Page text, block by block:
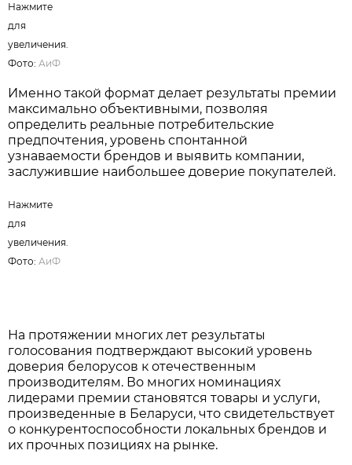
Нажмите
для
увеличения.
Фото:АиФ
Именно такой формат делает результаты премии
максимально объективными, позволяя
определить реальные потребительские
предпочтения, уровень спонтанной
узнаваемости брендов и выявить компании,
заслужившие наибольшее доверие покупателей.
Нажмите
для
увеличения.
Фото:АиФ
На протяжении многих лет результаты
голосования подтверждают высокий уровень
доверия белорусов к отечественным
производителям. Во многих номинациях
лидерами премии становятся товары и услуги,
произведенные в Беларуси, что свидетельствует
о конкурентоспособности локальных брендов и
их прочных позициях на рынке.